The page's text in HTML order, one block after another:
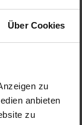
Über Cookies
zu
anbieten
zu